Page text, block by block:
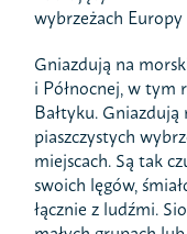
wybrzeżach
Gniazdują na
i Północnej, w tym
Bałtyku.
piaszczystych
miejscach. Są tak
swoich lęgów,
łącznie z ludźmi.